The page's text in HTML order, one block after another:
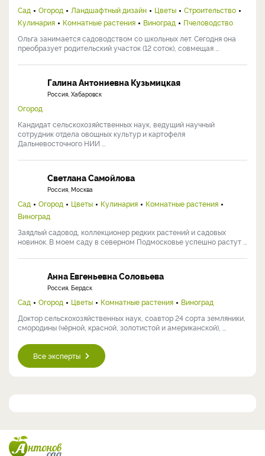
Сад Огород Ландшафтный дизайн Цветы
Строительство
Кулинария
Комнатные растения Виноград
Пчеловодство
Ольга занимается садоводством со школьных лет. Сегодня она
преобразует родительский участок (12 соток), совмещая ...
Галина Антониевна Кузьмицкая
Россия, Хабаровск
Огород
Кандидат сельскохозяйственных наук, ведущий научный
сотрудник отдела овощных культур и картофеля
Дальневосточного НИИ ...
Светлана Самойлова
Россия, Москва
Сад Огород Цветы Кулинария
Комнатные растения
Виноград
Заядлый садовод, коллекционер редких растений и садовых
новинок. В моем саду в северном Подмосковье успешно растут ...
Анна Евгеньевна Соловьева
Россия, Бердск
Сад Огород Цветы Комнатные растения
Виноград
Доктор сельскохозяйственных наук, соавтор 24 сорта земляники,
смородины (чёрной, красной, золотистой и американской), ...
Все эксперты